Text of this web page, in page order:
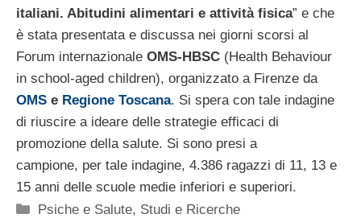
italiani. Abitudini alimentari e attività fisica” e che
è stata presentata e discussa nei giorni scorsi al
Forum internazionale OMS-HBSC (Health Behaviour
in school-aged children), organizzato a Firenze da
OMS e Regione Toscana. Si spera con tale indagine
di riuscire a ideare delle strategie efficaci di
promozione della salute. Si sono presi a
campione, per tale indagine, 4.386 ragazzi di 11, 13 e
15 anni delle scuole medie inferiori e superiori.
Categorie
Psiche e Salute, Studi e Ricerche